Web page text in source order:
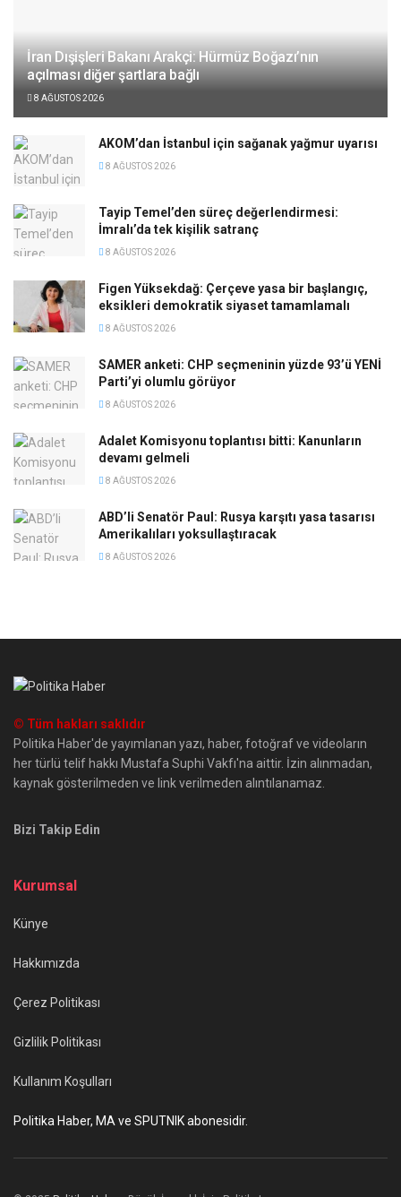
İran Dışişleri Bakanı Arakçi: Hürmüz Boğazı’nın
açılması diğer şartlara bağlı
8 AĞUSTOS 2026
AKOM’dan İstanbul için sağanak yağmur uyarısı
8 AĞUSTOS 2026
Tayip Temel’den süreç değerlendirmesi:
İmralı’da tek kişilik satranç
8 AĞUSTOS 2026
Figen Yüksekdağ: Çerçeve yasa bir başlangıç,
eksikleri demokratik siyaset tamamlamalı
8 AĞUSTOS 2026
SAMER anketi: CHP seçmeninin yüzde 93’ü YENİ
Parti’yi olumlu görüyor
8 AĞUSTOS 2026
Adalet Komisyonu toplantısı bitti: Kanunların
devamı gelmeli
8 AĞUSTOS 2026
ABD’li Senatör Paul: Rusya karşıtı yasa tasarısı
Amerikalıları yoksullaştıracak
8 AĞUSTOS 2026
© Tüm hakları saklıdır
Politika Haber'de yayımlanan yazı, haber, fotoğraf ve videoların
her türlü telif hakkı Mustafa Suphi Vakfı'na aittir. İzin alınmadan,
kaynak gösterilmeden ve link verilmeden alıntılanamaz.
Bizi Takip Edin
Kurumsal
Künye
Hakkımızda
Çerez Politikası
Gizlilik Politikası
Kullanım Koşulları
Politika Haber, MA ve SPUTNIK abonesidir.